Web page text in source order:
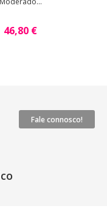
46,80 €
Fale connosco!